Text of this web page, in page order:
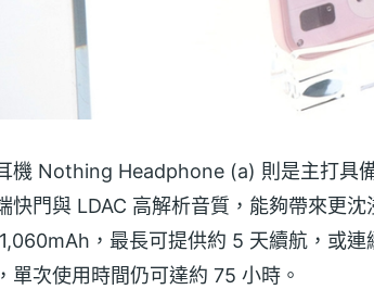
機 Nothing Headphone (a) 則是主打具
快門與 LDAC 高解析音質，能夠帶來更
，最長可提供約 5 天續航，或
單次使用時間仍可達約 75 小時。